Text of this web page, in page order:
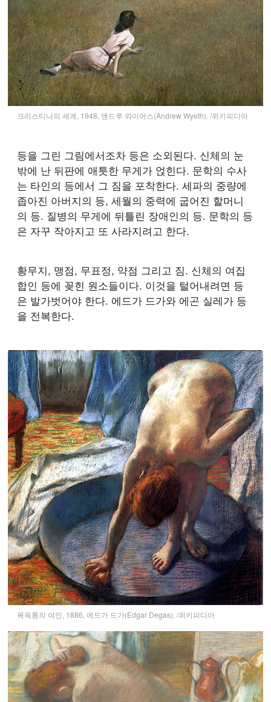
크리스티나의 세계, 1948, 앤드루 와이어스(Andrew Wyeth). /위키피디아
등을 그린 그림에서조차 등은 소외된다. 신체의 눈
밖에 난 뒤판에 애틋한 무게가 얹힌다. 문학의 수사
는 타인의 등에서 그 짐을 포착한다. 세파의 중량에
좁아진 아버지의 등, 세월의 중력에 굽어진 할머니
의 등. 질병의 무게에 뒤틀린 장애인의 등. 문학의 등
은 자꾸 작아지고 또 사라지려고 한다.
황무지, 맹점, 무표정, 약점 그리고 짐. 신체의 여집
합인 등에 꽂힌 원소들이다. 이것을 털어내려면 등
은 발가벗어야 한다. 에드가 드가와 에곤 실레가 등
을 전복한다.
목욕통의 여인, 1886, 에드가 드가(Edgar Degas). /위키피디아